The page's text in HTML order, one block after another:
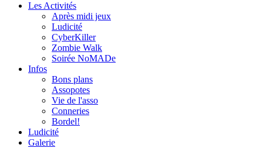
Les Activités
Après midi jeux
Ludicité
CyberKiller
Zombie Walk
Soirée NoMADe
Infos
Bons plans
Assopotes
Vie de l'asso
Conneries
Bordel!
Ludicité
Galerie